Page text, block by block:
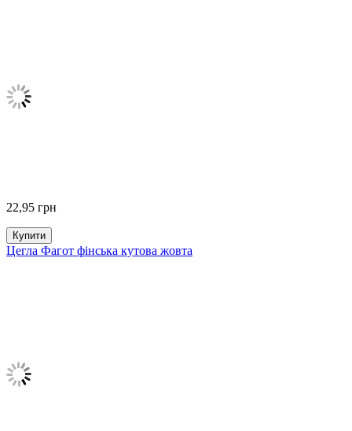
22,95 грн
Купити
Цегла Фагот фінська кутова жовта